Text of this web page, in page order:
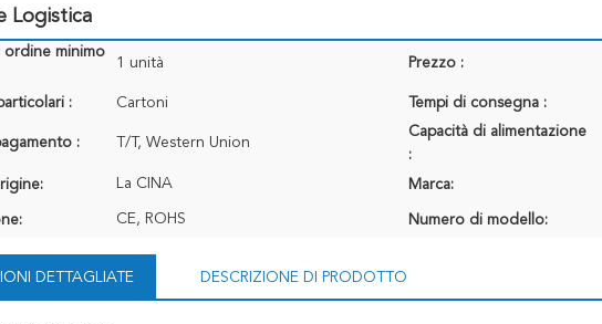
Logistica
ordine minimo
1 unità Prezzo :
: Cartoni Tempi di consegna :
: T/T, Western Union
Capacità di alimentazione
:
La CINA Marca:
CE, ROHS Numero di modello:
DETTAGLIATE DESCRIZIONE DI PRODOTTO